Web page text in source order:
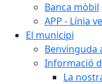
Banca mòbil
APP - Línia
El municipi
Benvinguda
Informació
La